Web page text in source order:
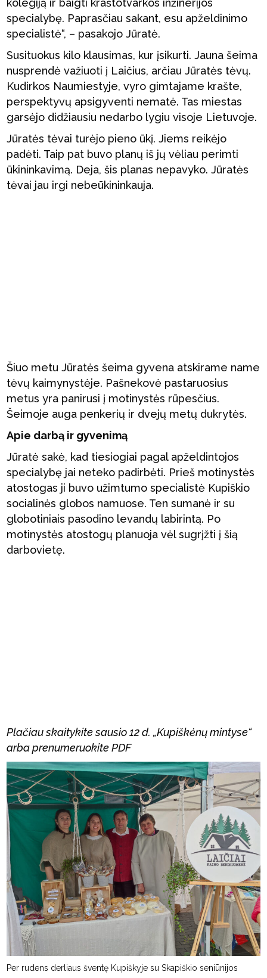
kolegiją ir baigti kraštotvarkos inžinerijos
specialybę. Paprasčiau sakant, esu apželdinimo
specialistė“, – pasakojo Jūratė.
Susituokus kilo klausimas, kur įsikurti. Jauna šeima
nusprendė važiuoti į Laičius, arčiau Jūratės tėvų.
Kudirkos Naumiestyje, vyro gimtajame krašte,
perspektyvų apsigyventi nematė. Tas miestas
garsėjo didžiausiu nedarbo lygiu visoje Lietuvoje.
Jūratės tėvai turėjo pieno ūkį. Jiems reikėjo
padėti. Taip pat buvo planų iš jų vėliau perimti
ūkininkavimą. Deja, šis planas nepavyko. Jūratės
tėvai jau irgi nebeūkininkauja.
Šiuo metu Jūratės šeima gyvena atskirame name
tėvų kaimynystėje. Pašnekovė pastaruosius
metus yra panirusi į motinystės rūpesčius.
Šeimoje auga penkerių ir dvejų metų dukrytės.
Apie darbą ir gyvenimą
Jūratė sakė, kad tiesiogiai pagal apželdintojos
specialybę jai neteko padirbėti. Prieš motinystės
atostogas ji buvo užimtumo specialistė Kupiškio
socialinės globos namuose. Ten sumanė ir su
globotiniais pasodino levandų labirintą. Po
motinystės atostogų planuoja vėl sugrįžti į šią
darbovietę.
Plačiau skaitykite sausio 12 d. „Kupiškėnų mintyse“
arba prenumeruokite PDF
Per rudens derliaus šventę Kupiškyje su Skapiškio seniūnijos